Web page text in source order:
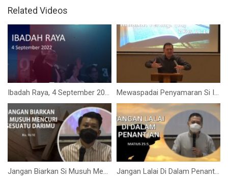
Related Videos
Ibadah Raya, 4 September 2022 (Ps. Isaac Gunawan) Mewaspadai Penyamaran Si Iblis (Bapak Isaac Gunawan)
Jangan Biarkan Si Musuh Mencuri Sesuatu Darimu (Bpk. Yohanes Marbun) Jangan Lalai Di Dalam Penantian (Ps. Isaac Gunawan)